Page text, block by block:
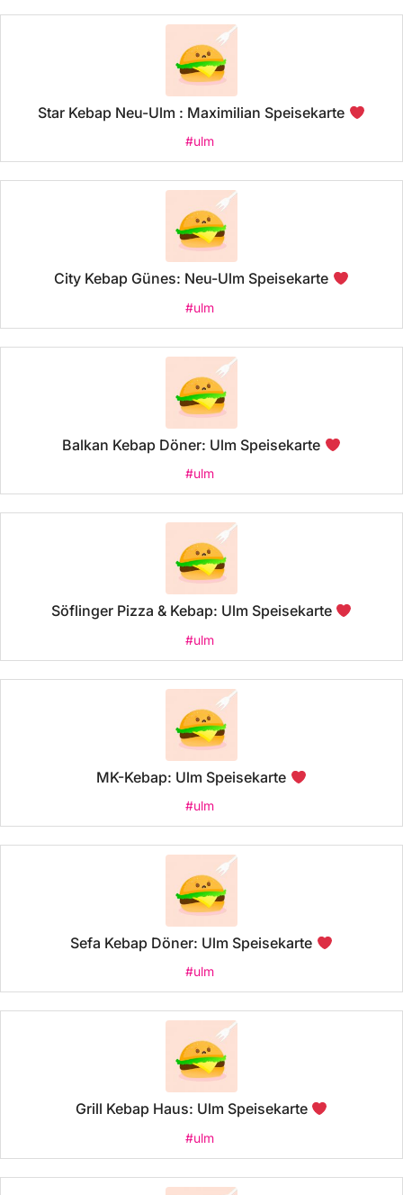
Star Kebap Neu-Ulm : Maximilian Speisekarte
#ulm
City Kebap Günes: Neu-Ulm Speisekarte
#ulm
Balkan Kebap Döner: Ulm Speisekarte
#ulm
Söflinger Pizza & Kebap: Ulm Speisekarte
#ulm
MK-Kebap: Ulm Speisekarte
#ulm
Sefa Kebap Döner: Ulm Speisekarte
#ulm
Grill Kebap Haus: Ulm Speisekarte
#ulm